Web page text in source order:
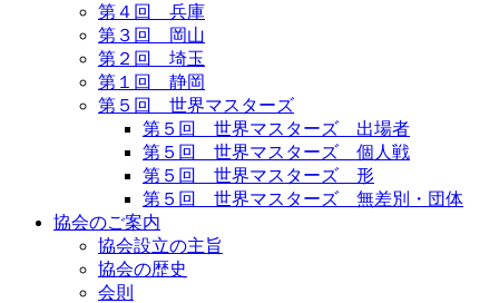
第４回 兵庫
第３回 岡山
第２回 埼玉
第１回 静岡
第５回 世界マスターズ
第５回 世界マスターズ 出場者
第５回 世界マスターズ 個人戦
第５回 世界マスターズ 形
第５回 世界マスターズ 無差別・団体
協会のご案内
協会設立の主旨
協会の歴史
会則